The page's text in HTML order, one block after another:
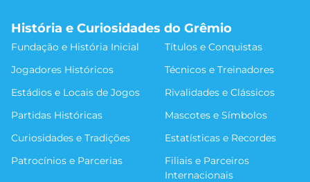
História e Curiosidades do Grêmio
Fundação e História Inicial
Títulos e Conquistas
Jogadores Históricos
Técnicos e Treinadores
Estádios e Locais de Jogos
Rivalidades e Clássicos
Partidas Históricas
Mascotes e Símbolos
Curiosidades e Tradições
Estatísticas e Recordes
Patrocínios e Parcerias
Filiais e Parceiros
Internacionais